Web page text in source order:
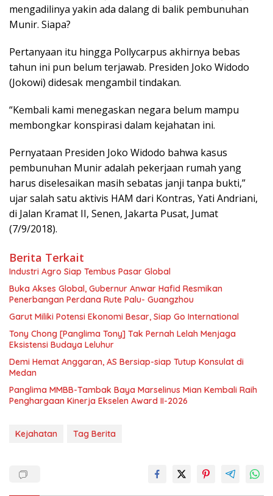
mengadilinya yakin ada dalang di balik pembunuhan
Munir. Siapa?
Pertanyaan itu hingga Pollycarpus akhirnya bebas
tahun ini pun belum terjawab. Presiden Joko Widodo
(Jokowi) didesak mengambil tindakan.
“Kembali kami menegaskan negara belum mampu
membongkar konspirasi dalam kejahatan ini.
Pernyataan Presiden Joko Widodo bahwa kasus
pembunuhan Munir adalah pekerjaan rumah yang
harus diselesaikan masih sebatas janji tanpa bukti,”
ujar salah satu aktivis HAM dari Kontras, Yati Andriani,
di Jalan Kramat II, Senen, Jakarta Pusat, Jumat
(7/9/2018).
Berita Terkait
Industri Agro Siap Tembus Pasar Global
Buka Akses Global, Gubernur Anwar Hafid Resmikan
Penerbangan Perdana Rute Palu- Guangzhou
Garut Miliki Potensi Ekonomi Besar, Siap Go International
Tony Chong [Panglima Tony] Tak Pernah Lelah Menjaga
Eksistensi Budaya Leluhur
Demi Hemat Anggaran, AS Bersiap-siap Tutup Konsulat di
Medan
Panglima MMBB-Tambak Baya Marselinus Mian Kembali Raih
Penghargaan Kinerja Ekselen Award II-2026
Kejahatan Tag Berita